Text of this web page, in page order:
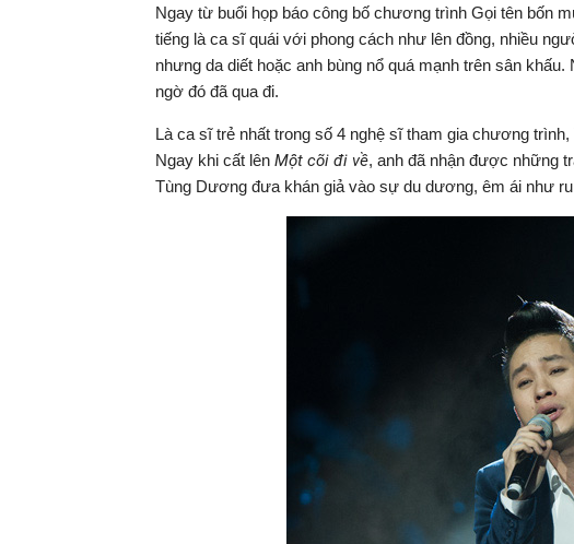
Ngay từ buổi họp báo công bố chương trình Gọi tên bốn
tiếng là ca sĩ quái với phong cách như lên đồng, nhiều
nhưng da diết hoặc anh bùng nổ quá mạnh trên sân
ngờ đó đã qua đi.
Là ca sĩ trẻ nhất trong số 4 nghệ sĩ tham gia chương
Ngay khi cất lên Một cõi đi về, anh đã nhận được những
Tùng Dương đưa khán giả vào sự du dương, êm ái như